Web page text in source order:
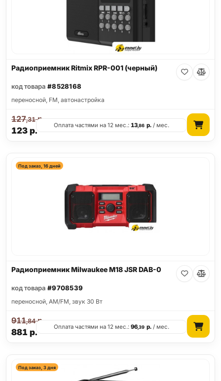
Радиоприемник Ritmix RPR-001 (черный)
код товара #8528168
переносной, FM, автонастройка
123р.
127,31р.
Оплата частями на 12 мес.:13,86 р./ мес.
Под заказ, 16 дней
Радиоприемник Milwaukee M18 JSR DAB-0
код товара #9708539
переносной, AM/FM, звук 30 Вт
881 р.
911,84р.
Оплата частями на 12 мес.:96,39 р./ мес.
Под заказ, 3 дня